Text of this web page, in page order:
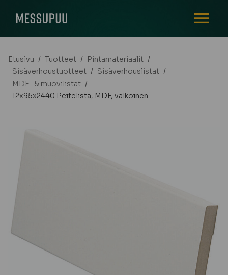
Etusivu / Tuotteet / Pintamateriaalit /
Sisäverhoustuotteet / Sisäverhouslistat /
MDF- & muovilistat /
12x95x2440 Peitelista, MDF, valkoinen